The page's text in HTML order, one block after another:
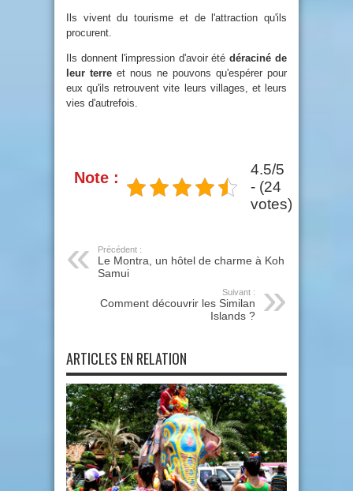
Ils vivent du tourisme et de l'attraction qu'ils
procurent.
Ils donnent l'impression d'avoir étédéraciné de
leur terre et nous ne pouvons qu'espérer pour
eux qu'ils retrouvent vite leurs villages, et leurs
vies d'autrefois.
Note :
4.5/5
- (24
votes)
Précédent :
Le Montra, un hôtel de charme à Koh
Samui
Suivant :
Comment découvrir les Similan
Islands ?
ARTICLES EN RELATION